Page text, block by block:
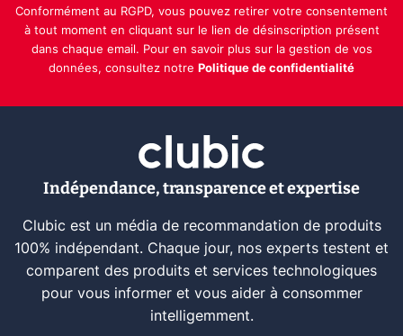
Conformément au RGPD, vous pouvez retirer votre consentement
à tout moment en cliquant sur le lien de désinscription présent
dans chaque email. Pour en savoir plus sur la gestion de vos
données, consultez notre Politique de confidentialité
Indépendance, transparence et expertise
Clubic est un média de recommandation de produits
100% indépendant. Chaque jour, nos experts testent et
comparent des produits et services technologiques
pour vous informer et vous aider à consommer
intelligemment.